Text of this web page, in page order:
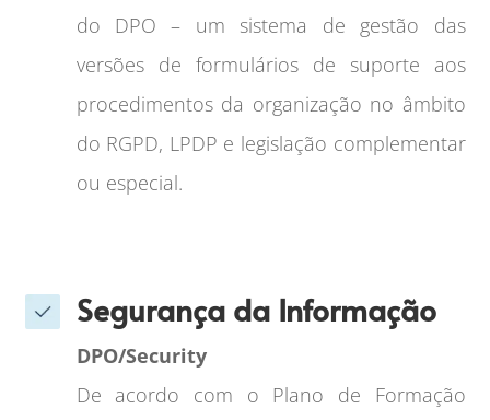
do DPO – um sistema de gestão das
versões de formulários de suporte aos
procedimentos da organização no âmbito
do RGPD, LPDP e legislação complementar
ou especial.
Segurança da Informação
DPO/Security
De acordo com o Plano de Formação